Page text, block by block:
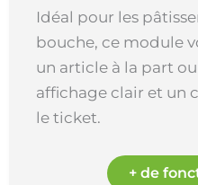
Idéal pour les
bouche, ce module
un article à la part
affichage clair et un
le ticket.
+ de